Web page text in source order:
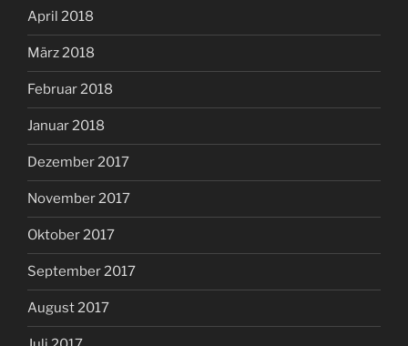
April 2018
März 2018
Februar 2018
Januar 2018
Dezember 2017
November 2017
Oktober 2017
September 2017
August 2017